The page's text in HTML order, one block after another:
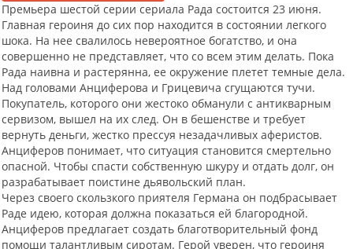
Премьера шестой серии сериала Рада состоится 23 июня.
Главная героиня до сих пор находится в состоянии легкого
шока. На нее свалилось невероятное богатство, и она
совершенно не представляет, что со всем этим делать. Пока
Рада наивна и растерянна, ее окружение плетет темные дела.
Над головами Анциферова и Грицевича сгущаются тучи.
Покупатель, которого они жестоко обманули с антикварным
сервизом, вышел на их след. Он в бешенстве и требует
вернуть деньги, жестко прессуя незадачливых аферистов.
Анциферов понимает, что ситуация становится смертельно
опасной. Чтобы спасти собственную шкуру и отдать долг, он
разрабатывает поистине дьявольский план.
Через своего скользкого приятеля Германа он подбрасывает
Раде идею, которая должна показаться ей благородной.
Анциферов предлагает создать благотворительный фонд
помощи талантливым сиротам. Герой уверен, что героиня